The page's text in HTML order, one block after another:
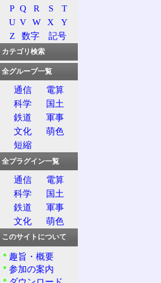
P Q R S
T
U V W X
Y
Z
数字 記号
カテゴリ検索
全グループ一覧
通信
電算
科学
国土
鉄道
軍事
文化
萌色
短縮
全プラグイン一覧
通信
電算
科学
国土
鉄道
軍事
文化
萌色
このサイトについて
趣旨・概要
参加の案内